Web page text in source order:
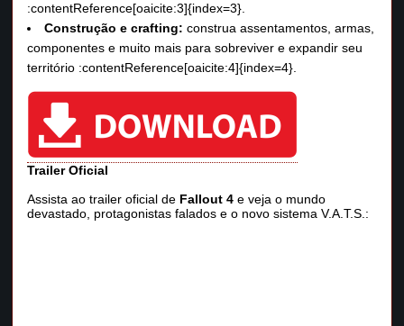
:contentReference[oaicite:3]{index=3}.
Construção e crafting: construa assentamentos, armas,
componentes e muito mais para sobreviver e expandir seu
território :contentReference[oaicite:4]{index=4}.
Trailer Oficial
Assista ao trailer oficial de Fallout 4 e veja o mundo
devastado, protagonistas falados e o novo sistema V.A.T.S.: